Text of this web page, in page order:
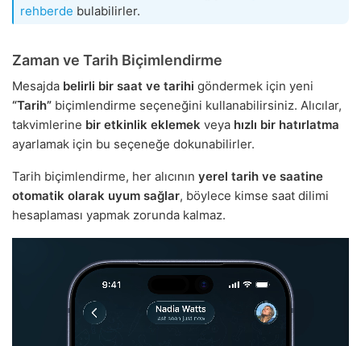
rehberde bulabilirler.
Zaman ve Tarih Biçimlendirme
Mesajda belirli bir saat ve tarihi göndermek için yeni
“Tarih” biçimlendirme seçeneğini kullanabilirsiniz. Alıcılar,
takvimlerine bir etkinlik eklemek veya hızlı bir hatırlatma
ayarlamak için bu seçeneğe dokunabilirler.
Tarih biçimlendirme, her alıcının yerel tarih ve saatine
otomatik olarak uyum sağlar, böylece kimse saat dilimi
hesaplaması yapmak zorunda kalmaz.